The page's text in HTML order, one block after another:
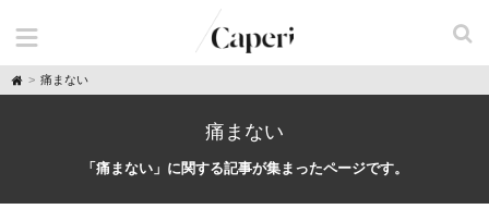
H
o
痛まない
痛まない
「痛まない」に関する記事が集まったページです。